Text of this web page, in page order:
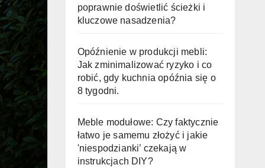
poprawnie doświetlić ścieżki i
kluczowe nasadzenia?
Opóźnienie w produkcji mebli:
Jak zminimalizować ryzyko i co
robić, gdy kuchnia opóźnia się o
8 tygodni.
Meble modułowe: Czy faktycznie
łatwo je samemu złożyć i jakie
'niespodzianki’ czekają w
instrukcjach DIY?